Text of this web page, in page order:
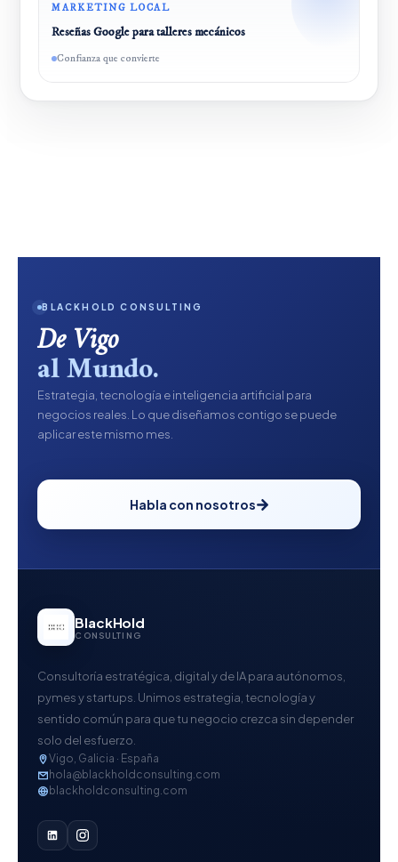
MARKETING LOCAL
Reseñas Google para talleres mecánicos
Confianza que convierte
BLACKHOLD CONSULTING
De Vigo
al Mundo.
Estrategia, tecnología e inteligencia artificial para
negocios reales. Lo que diseñamos contigo se puede
aplicar este mismo mes.
Habla con nosotros
BlackHold
CONSULTING
Consultoría estratégica, digital y de IA para autónomos,
pymes y startups. Unimos estrategia, tecnología y
sentido común para que tu negocio crezca sin depender
solo del esfuerzo.
Vigo, Galicia · España
hola@blackholdconsulting.com
blackholdconsulting.com